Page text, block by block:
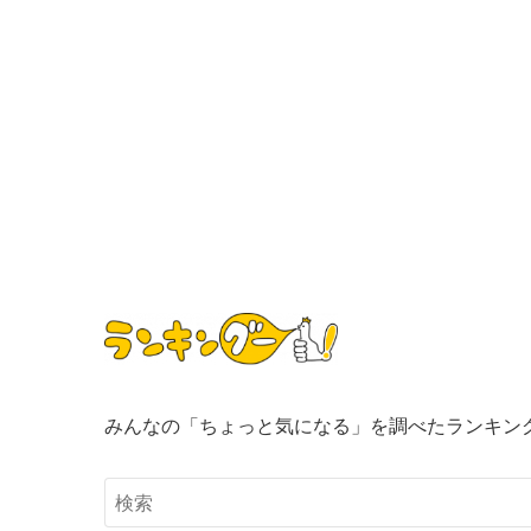
みんなの「ちょっと気になる」を調べたランキン